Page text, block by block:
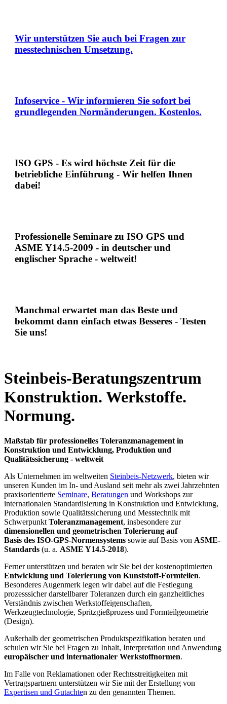
Wir unterstützen Sie auch bei Fragen zur
messtechnischen Umsetzung.
Infoservice - Wir informieren Sie sofort bei
grundlegenden Normänderungen. Kostenlos.
ISO GPS - Es wird höchste Zeit für die
betriebliche Einführung - Wir helfen Ihnen
dabei!
Professionelle Seminare zu ISO GPS und
ASME Y14.5-2009 - in deutscher und
englischer Sprache - weltweit!
Manchmal erwartet man das Beste und
bekommt dann einfach etwas Besseres - Testen
Sie uns!
Steinbeis-Beratungszentrum
Konstruktion. Werkstoffe.
Normung.
Maßstab für professionelles Toleranzmanagement in
Konstruktion und Entwicklung, Produktion und
Qualitätssicherung - weltweit
Als Unternehmen im weltweiten Steinbeis-Netzwerk, bieten wir
unseren Kun­den im In- und Ausland seit mehr als zwei Jahrzehnten
praxisorien­tierte Seminare, Beratungen und Workshops zur
internationalen Standar­disierung in Kon­struktion und Entwicklung,
Produktion sowie Qualitätssiche­rung und Messtechnik mit
Schwerpunkt Toleranzmanagement, insbesondere zur
dimensionellen und geometrischen Tolerierung auf
Basis des ISO-GPS-Normensystems sowie auf Basis von ASME-
Standards (u. a. ASME Y14.5-2018).
Ferner unterstützen und beraten wir Sie bei der kostenoptimierten
Entwicklung und Tolerierung von Kunststoff-Formteilen.
Besonderes Augenmerk legen wir dabei auf die Festlegung
prozesssicher darstellbarer Toleranzen durch ein ganzheitliches
Verständnis zwischen Werkstoffeigenschaften,
Werkzeugtechnologie, Spritzgießprozess und Formteilgeometrie
(Design).
Außerhalb der geometrischen Pro­dukt­spezifikation beraten und
schulen wir Sie bei Fragen zu Inhalt, Inter­pre­tation und Anwen­dung
europäischer und internationaler Werkstoffnormen.
Im Falle von Re­klamationen oder Rechts­strei­tigkeiten mit
Vertragspartnern unterstützen wir Sie mit der Erstellung von
Expertisen und Gutachten zu den genannten Themen.